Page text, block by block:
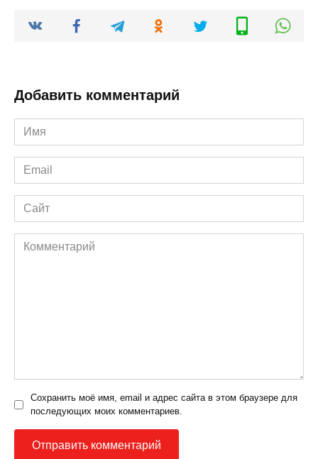
Добавить комментарий
Имя
*
Email
*
Сайт
Комментарий
Сохранить моё имя, email и адрес сайта в этом браузере для
последующих моих комментариев.